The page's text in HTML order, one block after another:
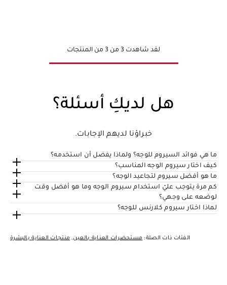
لقد شاهدت 3 من 3 من المنتجات
هل لديكِ أسئلة؟
خبراؤنا لديهم الإجابات.
ما هي فوائد السيروم للوجه؟ ولماذا يفضل أن استخدمه؟
كيف اختار سيروم الوجه المناسب؟
ما هو أفضل سيروم لتجاعيد الوجه؟
كم مرة يتوجب عليّ استخدام سيروم الوجه وما هو أفضل وقت
لوضعه على وجهي؟
لماذا اختار سيروم كلارنس للوجه؟
الفئات ذات الصلة: مستحضرات العناية بالعين, منتجات العناية بالبشرة